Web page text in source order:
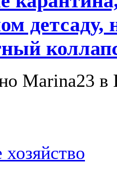
детсаду,
Marina23 в
хозяйство